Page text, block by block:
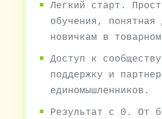
Легкий старт.
обучения, понятная
новичкам в
Доступ к
поддержку и
единомышленников.
Результат с 0. От